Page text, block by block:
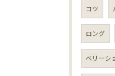
コツ
ロング
ベリーシ